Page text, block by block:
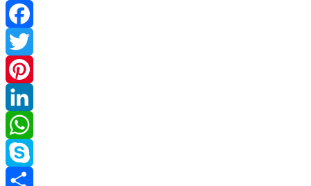
Facebook
Twitter
Pinterest
LinkedIn
WhatsApp
Skype